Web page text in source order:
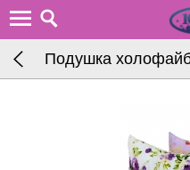
Подушка